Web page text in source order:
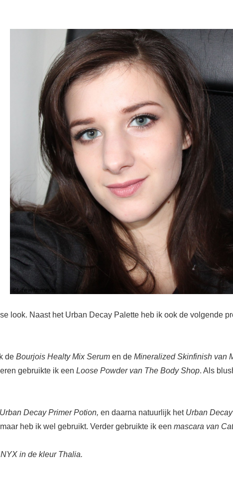
look. Naast het Urban Decay Palette heb ik ook de volgende
de Bourjois Healty Mix Serum en de Mineralized Skinfinish van
gebruikte ik een Loose Powder van The Body Shop. Als
Urban Decay Primer Potion, en daarna natuurlijk het Urban
heb ik wel gebruikt. Verder gebruikte ik een mascara van
NYX in de kleur Thalia.